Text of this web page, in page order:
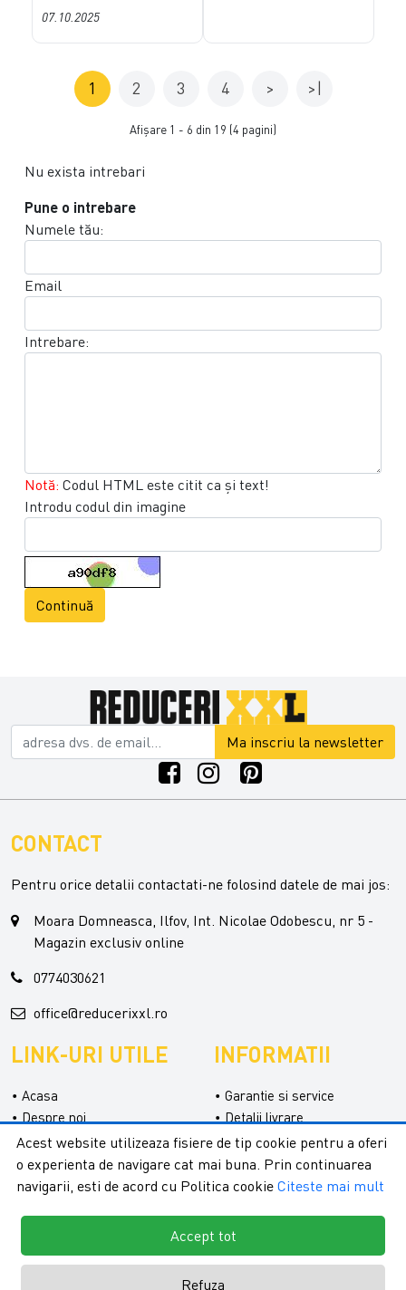
07.10.2025
1 2 3 4 > >|
Afişare 1 - 6 din 19 (4 pagini)
Nu exista intrebari
Pune o intrebare
Numele tău:
Email
Intrebare:
Notă: Codul HTML este citit ca şi text!
Introdu codul din imagine
Continuă
Ma inscriu la newsletter
CONTACT
Pentru orice detalii contactati-ne folosind datele de mai jos:
Moara Domneasca, Ilfov, Int. Nicolae Odobescu, nr 5 -
Magazin exclusiv online
0774030621
office@reducerixxl.ro
LINK-URI UTILE
Acasa
Despre noi
Categorii
Contact
Formular retur
INFORMATII
Garantie si service
Detalii livrare
Confidentialitate
Termeni si conditii
Acest website utilizeaza fisiere de tip cookie pentru a oferi
o experienta de navigare cat mai buna. Prin continuarea
navigarii, esti de acord cu Politica cookie Citeste mai mult
Accept tot
Refuza